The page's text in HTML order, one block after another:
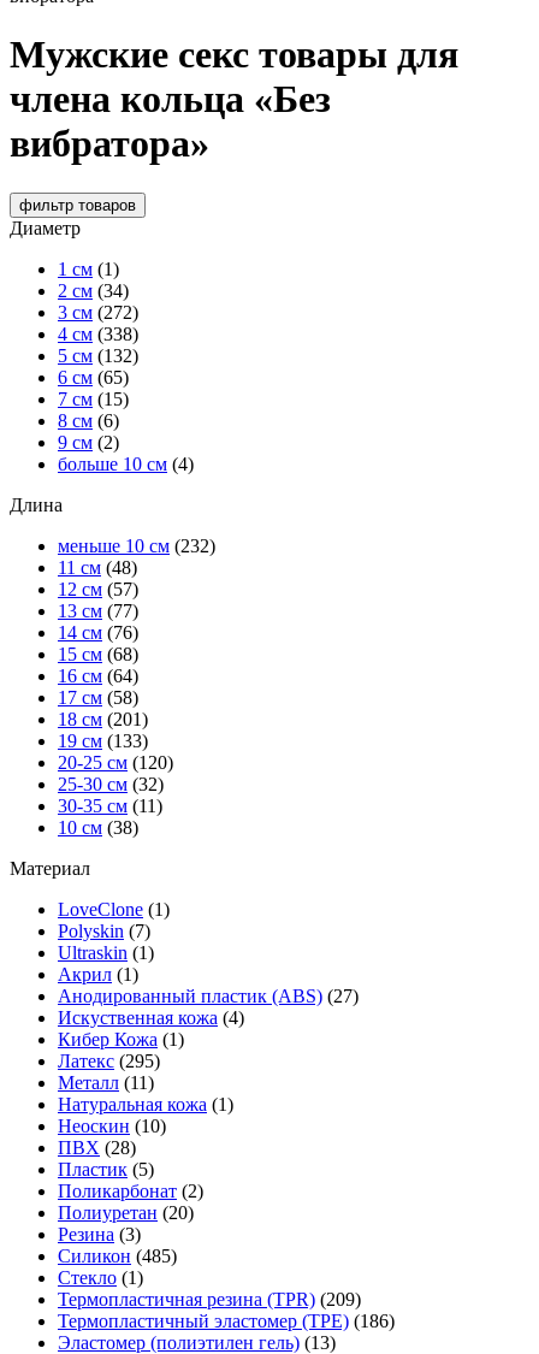
Мужские секс товары для
члена кольца «Без
вибратора»
фильтр товаров
Диаметр
1 см (1)
2 см (34)
3 см (272)
4 см (338)
5 см (132)
6 см (65)
7 см (15)
8 см (6)
9 см (2)
больше 10 см (4)
Длина
меньше 10 см (232)
11 см (48)
12 см (57)
13 см (77)
14 см (76)
15 см (68)
16 см (64)
17 см (58)
18 см (201)
19 см (133)
20-25 см (120)
25-30 см (32)
30-35 см (11)
10 см (38)
Материал
LoveClone (1)
Polyskin (7)
Ultraskin (1)
Акрил (1)
Анодированный пластик (ABS) (27)
Искуственная кожа (4)
Кибер Кожа (1)
Латекс (295)
Металл (11)
Натуральная кожа (1)
Неоскин (10)
ПВХ (28)
Пластик (5)
Поликарбонат (2)
Полиуретан (20)
Резина (3)
Силикон (485)
Стекло (1)
Термопластичная резина (TPR) (209)
Термопластичный эластомер (TPE) (186)
Эластомер (полиэтилен гель) (13)